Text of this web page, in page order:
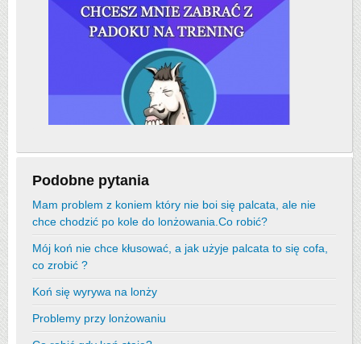
Podobne pytania
Mam problem z koniem który nie boi się palcata, ale nie
chce chodzić po kole do lonżowania.Co robić?
Mój koń nie chce kłusować, a jak użyje palcata to się cofa,
co zrobić ?
Koń się wyrywa na lonży
Problemy przy lonżowaniu